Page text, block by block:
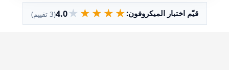
قيّم اختبار الميكروفون:★
★
★
★
★
4.0(3 تقييم)